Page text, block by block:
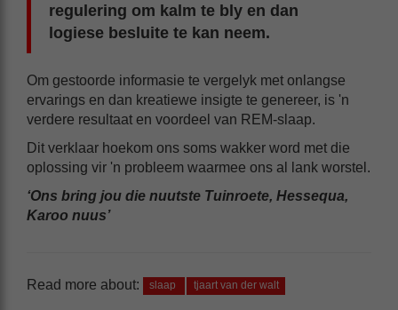
regulering om kalm te bly en dan
logiese besluite te kan neem.
Om gestoorde informasie te vergelyk met onlangse
ervarings en dan kreatiewe insigte te genereer, is 'n
verdere resultaat en voordeel van REM-slaap.
Dit verklaar hoekom ons soms wakker word met die
oplossing vir 'n probleem waarmee ons al lank worstel.
‘Ons bring jou die nuutste Tuinroete, Hessequa,
Karoo nuus’
Read more about: slaap tjaart van der walt